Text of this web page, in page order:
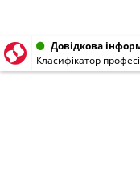
Класифікатор